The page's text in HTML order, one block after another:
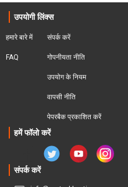
उपयोगी लिंक्स
हमारे बारे में
FAQ
संपर्क करें
गोपनीयता नीति
उपयोग के नियम
वापसी नीति
पेपरबैक प्रकाशित करें
हमें फॉलो करें
संपर्क करें